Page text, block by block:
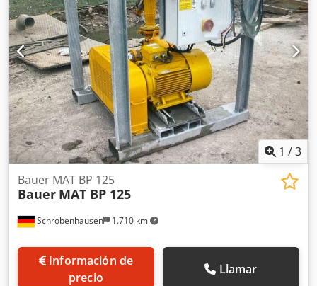
1 /3
Schrobenhausen 1.710 km
Bauer MAT BP 125
Bauer MAT BP 125
Información de
precio
Llamar